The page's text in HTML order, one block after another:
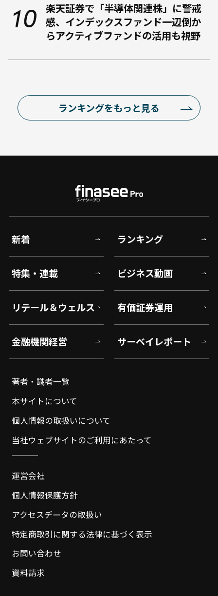
楽天証券で「半導体関連株」に警戒
感、インデックスファンド一辺倒か
らアクティブファンドの活用も視野
ランキングをもっと見る
新着 ランキング
特集・連載 ビジネス動画
リテール＆ウェルス 有価証券運用
金融機関経営 サーベイレポート
著者・識者一覧
本サイトについて
個人情報の取扱いについて
当社ウェブサイトのご利用にあたって
運営会社
個人情報保護方針
アクセスデータの取扱い
特定商取引に関する法律に基づく表示
お問い合わせ
資料請求